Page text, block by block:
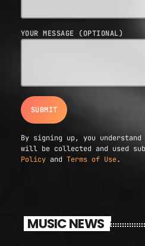
YOUR MESSAGE (OPTIONAL)
By signing up, you
will be collected and used
Policy and Terms of Use.
MUSIC NEWS